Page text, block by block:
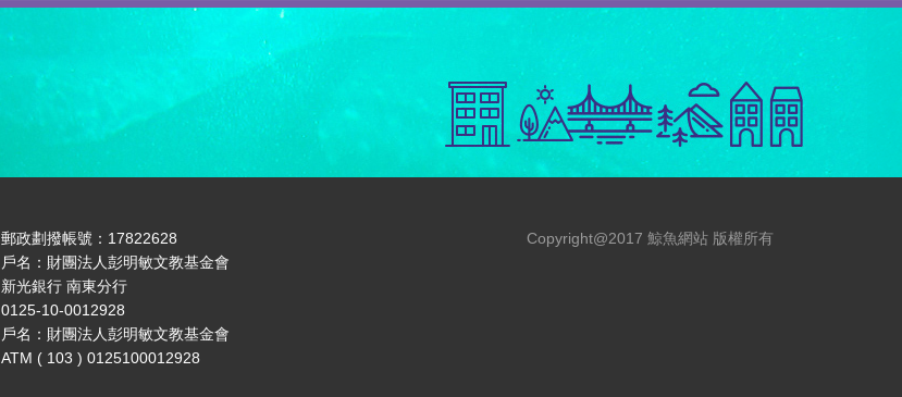
郵政劃撥帳號：17822628
戶名：財團法人彭明敏文教基金會
新光銀行 南東分行
0125-10-0012928
戶名：財團法人彭明敏文教基金會
ATM ( 103 ) 0125100012928
Copyright@2017 鯨魚網站 版權所有